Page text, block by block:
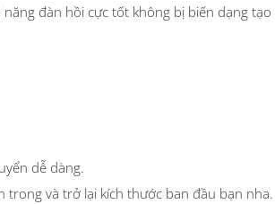
đàn hồi cực tốt không bị biến dạng
dễ dàng.
trong và trở lại kích thước ban đầu bạn nha.